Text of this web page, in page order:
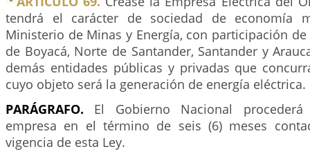
tendrá el carácter de sociedad de economía
Ministerio de Minas y Energía, con participación
de Boyacá, Norte de Santander, Santander y
demás entidades públicas y privadas que
cuyo objeto será la generación de energía eléctrica.
PARÁGRAFO. El Gobierno Nacional
empresa en el término de seis (6) meses
vigencia de esta Ley.